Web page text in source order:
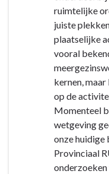
ruimtelijke
juiste
plaatselijke
vooral
kernen,
op de
Momenteel
wetgeving
onze huidige
Provinciaal